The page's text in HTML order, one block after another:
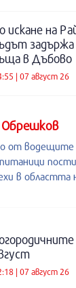
искане на
в Дъбово
| 07 август 26
от
в
| 07 август 26